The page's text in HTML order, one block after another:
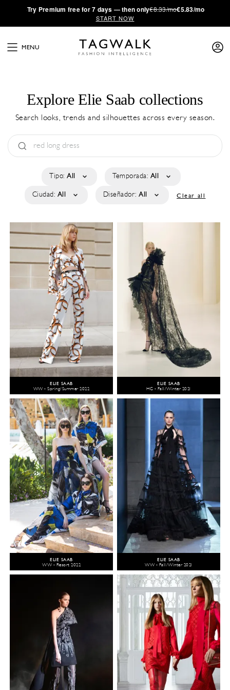
·Try Premium free for 7 days — then only€8.33/mo€5.83/mo
START NOW
MENU
Explore Elie Saab collections
Search looks, trends and silhouettes across every season.
Tipo: All Temporada: All
Ciudad: All Diseñador: All Clear all
ELIE SAAB
WW - Spring/Summer 2022
ELIE SAAB
HC - Fall/Winter 2021
ELIE SAAB
WW - Resort 2022
ELIE SAAB
WW - Fall/Winter 2021